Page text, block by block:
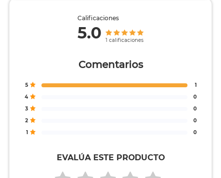
Comentarios
5
1
4
0
3
0
2
0
1
0
Calificaciones
5.0 1 calificaciones
EVALÚA ESTE PRODUCTO